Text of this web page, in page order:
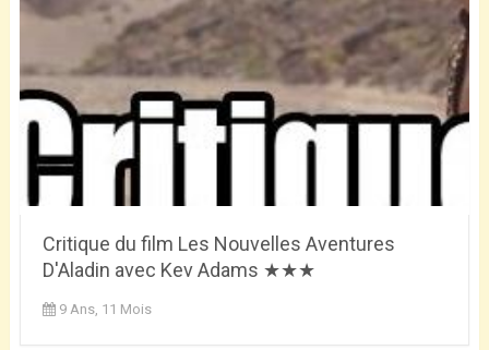
Critique du film Les Nouvelles Aventures
D'Aladin avec Kev Adams ★★★
9 Ans, 11 Mois